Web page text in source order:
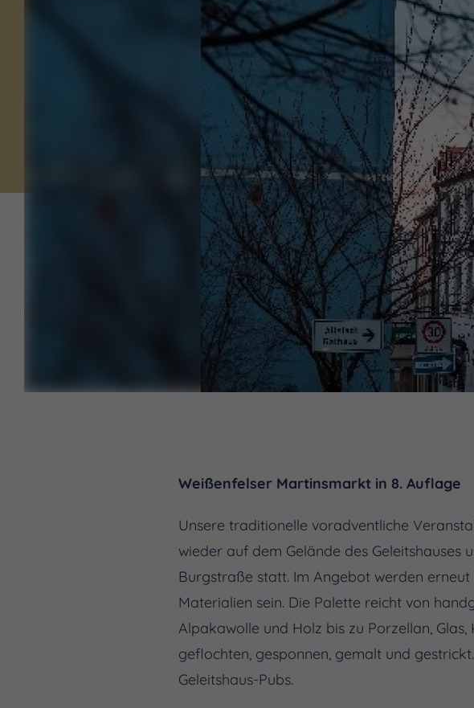
Weißenfelser Martinsmarkt in 8. Auflage
Unsere traditionelle voradventliche
wieder auf dem Gelände des
Burgstraße statt. Im Angebot werden
Materialien sein. Die Palette reicht von
Alpakawolle und Holz bis zu Porzellan,
geflochten, gesponnen, gemalt und
Geleitshaus-Pubs.